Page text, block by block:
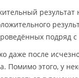
результат
подряд
даже после
Помимо этого, у